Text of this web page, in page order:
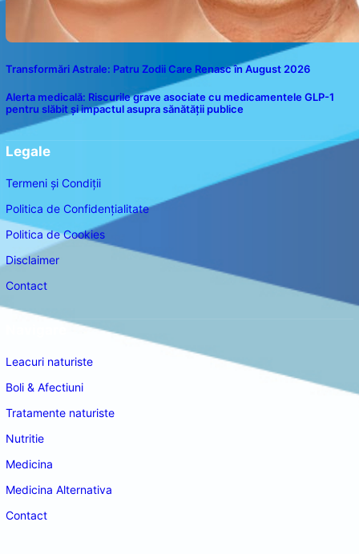
Transformări Astrale: Patru Zodii Care Renasc în August 2026
Alerta medicală: Riscurile grave asociate cu medicamentele GLP-1
pentru slăbit și impactul asupra sănătății publice
Legale
Termeni și Condiții
Politica de Confidențialitate
Politica de Cookies
Disclaimer
Contact
Leacuri naturiste
Boli & Afectiuni
Tratamente naturiste
Nutritie
Medicina
Medicina Alternativa
Contact